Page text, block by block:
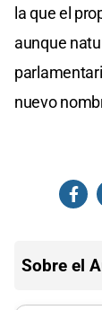
la que el
aunque
nuevo
Sobre el